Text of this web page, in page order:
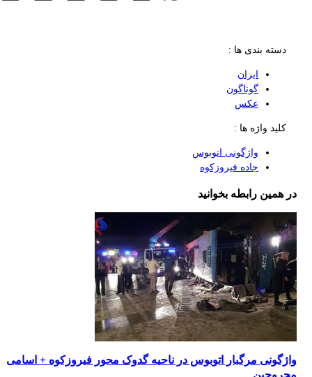
دسته بندی ها :
ایران
گوناگون
عکس
کلید واژه ها :
واژگونی اتوبوس
جاده فیروزکوه
در همین رابطه بخوانید
واژگونی مرگبار اتوبوس در ناحيه گدوک محور فيروزكوه + اسامی